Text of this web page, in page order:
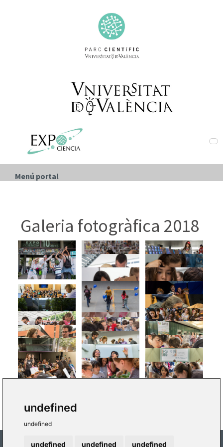
undefined
undefined
undefined undefined undefined
Menú portal
Galeria fotogràfica 2018